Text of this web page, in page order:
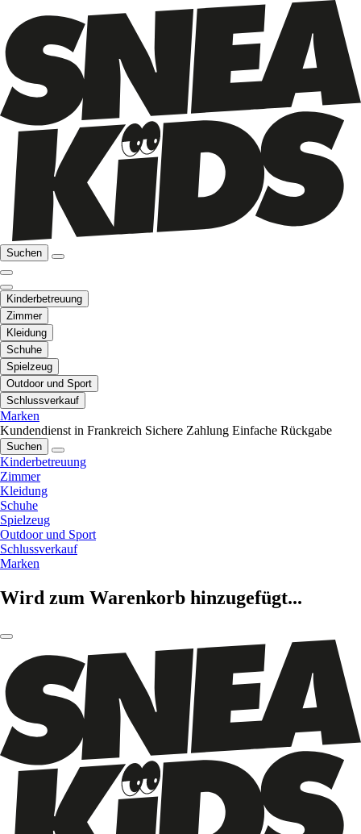
Suchen
Kinderbetreuung
Zimmer
Kleidung
Schuhe
Spielzeug
Outdoor und Sport
Schlussverkauf
Marken
Kundendienst in Frankreich Sichere Zahlung Einfache Rückgabe
Suchen
Kinderbetreuung
Zimmer
Kleidung
Schuhe
Spielzeug
Outdoor und Sport
Schlussverkauf
Marken
Wird zum Warenkorb hinzugefügt...